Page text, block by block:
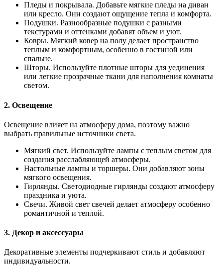
Пледы и покрывала. Добавьте мягкие пледы на диван
или кресло. Они создают ощущение тепла и комфорта.
Подушки. Разнообразные подушки с разными
текстурами и оттенками добавят объем и уют.
Ковры. Мягкий ковер на полу делает пространство
теплым и комфортным, особенно в гостиной или
спальне.
Шторы. Используйте плотные шторы для уединения
или легкие прозрачные ткани для наполнения комнаты
светом.
2. Освещение
Освещение влияет на атмосферу дома, поэтому важно
выбрать правильные источники света.
Мягкий свет. Используйте лампы с теплым светом для
создания расслабляющей атмосферы.
Настольные лампы и торшеры. Они добавляют зоны
мягкого освещения.
Гирлянды. Светодиодные гирлянды создают атмосферу
праздника и уюта.
Свечи. Живой свет свечей делает атмосферу особенно
романтичной и теплой.
3. Декор и аксессуары
Декоративные элементы подчеркивают стиль и добавляют
индивидуальности.